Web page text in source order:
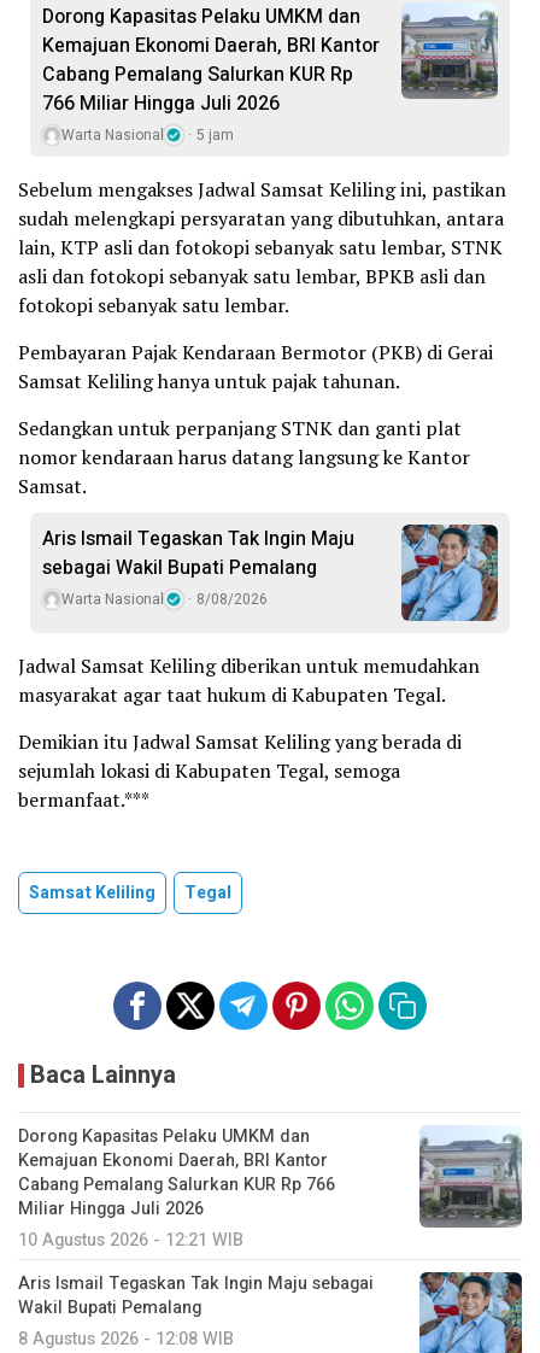
Dorong Kapasitas Pelaku UMKM dan
Kemajuan Ekonomi Daerah, BRI Kantor
Cabang Pemalang Salurkan KUR Rp
766 Miliar Hingga Juli 2026
Warta Nasional 5 jam
Sebelum mengakses Jadwal Samsat Keliling ini, pastikan
sudah melengkapi persyaratan yang dibutuhkan, antara
lain, KTP asli dan fotokopi sebanyak satu lembar, STNK
asli dan fotokopi sebanyak satu lembar, BPKB asli dan
fotokopi sebanyak satu lembar.
Pembayaran Pajak Kendaraan Bermotor (PKB) di Gerai
Samsat Keliling hanya untuk pajak tahunan.
Sedangkan untuk perpanjang STNK dan ganti plat
nomor kendaraan harus datang langsung ke Kantor
Samsat.
Aris Ismail Tegaskan Tak Ingin Maju
sebagai Wakil Bupati Pemalang
Warta Nasional 8/08/2026
Jadwal Samsat Keliling diberikan untuk memudahkan
masyarakat agar taat hukum di Kabupaten Tegal.
Demikian itu Jadwal Samsat Keliling yang berada di
sejumlah lokasi di Kabupaten Tegal, semoga
bermanfaat.***
Samsat Keliling Tegal
Baca Lainnya
Dorong Kapasitas Pelaku UMKM dan
Kemajuan Ekonomi Daerah, BRI Kantor
Cabang Pemalang Salurkan KUR Rp 766
Miliar Hingga Juli 2026
10 Agustus 2026 - 12:21 WIB
Aris Ismail Tegaskan Tak Ingin Maju sebagai
Wakil Bupati Pemalang
8 Agustus 2026 - 12:08 WIB